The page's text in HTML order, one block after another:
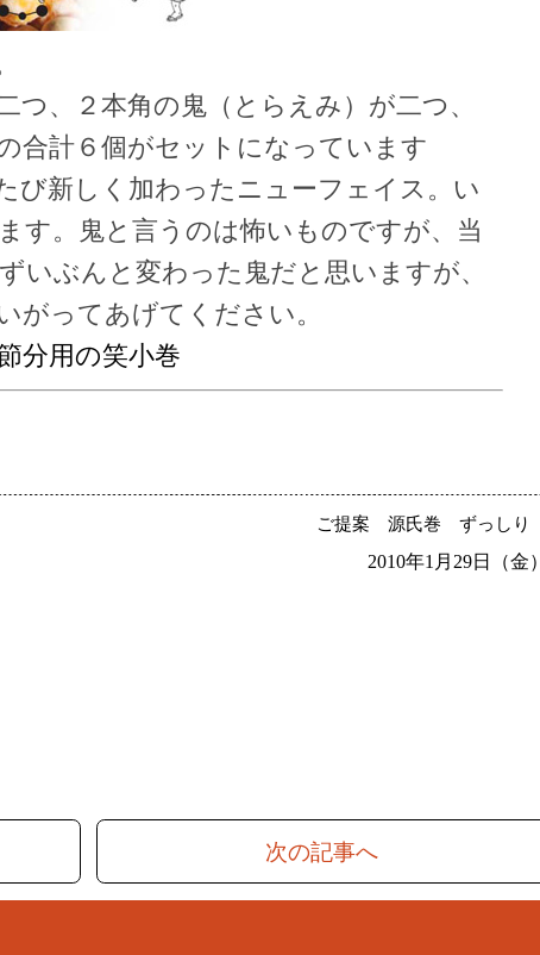
つ、２本角の鬼（とらえみ）が二つ、
合計６個がセットになっています
び新しく加わったニューフェイス。い
す。鬼と言うのは怖いものですが、当
いぶんと変わった鬼だと思いますが、
がってあげてください。
分用の笑小巻
ご提案 源氏巻 ずっしり
2010年1月29日（金）
次の記事へ